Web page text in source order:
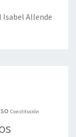
Isabel Allende
Constitución